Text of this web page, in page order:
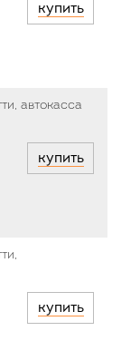
купить
автокасса
купить
купить